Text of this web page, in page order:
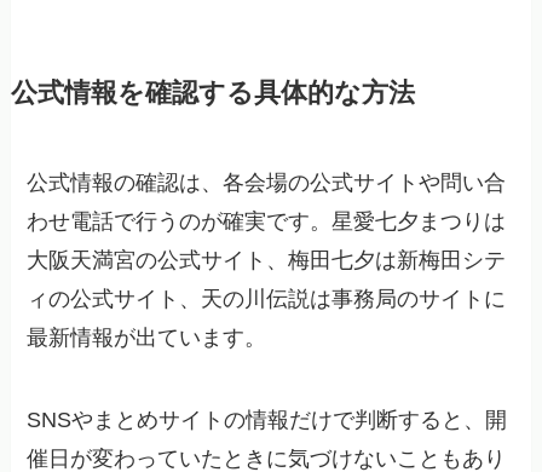
公式情報を確認する具体的な方法
公式情報の確認は、各会場の公式サイトや問い合
わせ電話で行うのが確実です。星愛七夕まつりは
大阪天満宮の公式サイト、梅田七夕は新梅田シテ
ィの公式サイト、天の川伝説は事務局のサイトに
最新情報が出ています。
SNSやまとめサイトの情報だけで判断すると、開
催日が変わっていたときに気づけないこともあり